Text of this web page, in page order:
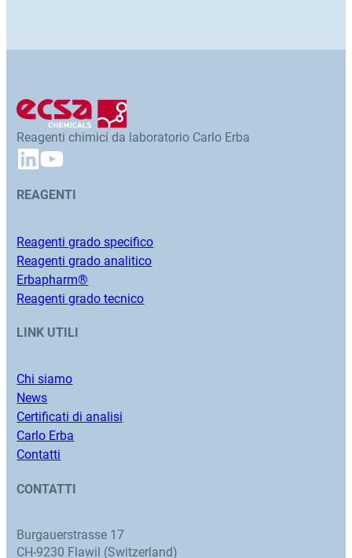
Reagenti chimici da laboratorio Carlo Erba
REAGENTI
Reagenti grado specifico
Reagenti grado analitico
Erbapharm®
Reagenti grado tecnico
LINK UTILI
Chi siamo
News
Certificati di analisi
Carlo Erba
Contatti
CONTATTI
Burgauerstrasse 17
CH-9230 Flawil (Switzerland)